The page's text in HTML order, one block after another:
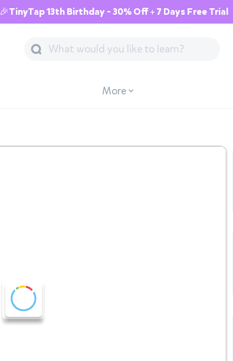
🎉TinyTap 13th Birthday - 30% Off + 7 Days Free Trial
More